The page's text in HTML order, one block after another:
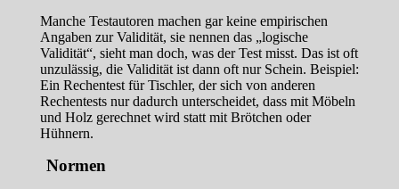
Manche Testautoren machen gar keine empirischen
Angaben zur Validität, sie nennen das „logische
Validität“, sieht man doch, was der Test misst. Das ist oft
unzulässig, die Validität ist dann oft nur Schein. Beispiel:
Ein Rechentest für Tischler, der sich von anderen
Rechentests nur dadurch unterscheidet, dass mit Möbeln
und Holz gerechnet wird statt mit Brötchen oder
Hühnern.
Normen